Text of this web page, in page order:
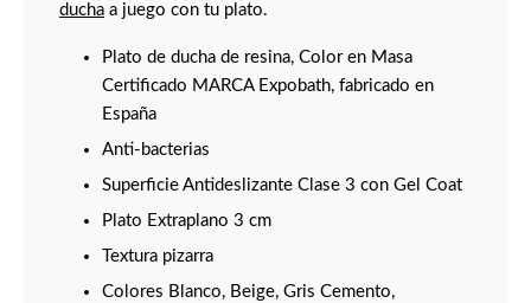
ducha a juego con tu plato.
Plato de ducha de resina, Color en Masa
Certificado MARCA Expobath, fabricado en
España
Anti-bacterias
Superficie Antideslizante Clase 3 con Gel Coat
Plato Extraplano 3 cm
Textura pizarra
Colores Blanco, Beige, Gris Cemento,